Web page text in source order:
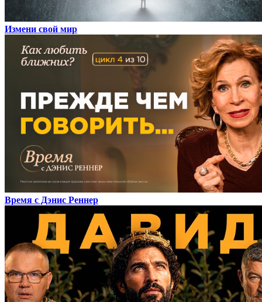
Измени свой мир
Время с Дэнис Реннер